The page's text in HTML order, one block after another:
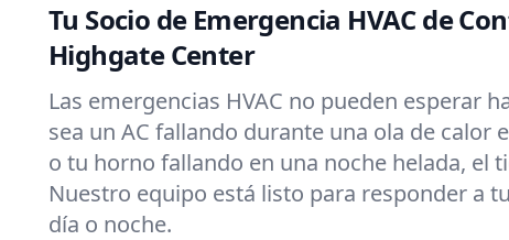
Tu Socio de Emergencia HVAC de
Highgate Center
Las emergencias HVAC no pueden esperar
sea un AC fallando durante una ola de calor
o tu horno fallando en una noche helada, el
Nuestro equipo está listo para responder a
día o noche.